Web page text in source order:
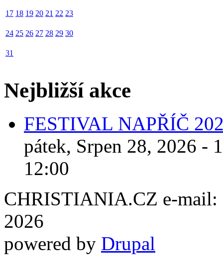
17 18 19 20 21 22 23
24 25 26 27 28 29 30
31
Nejbližší akce
FESTIVAL NAPŘÍČ
pátek, Srpen 28, 2026 -
12:00
CHRISTIANIA.CZ e-mail:
2026
powered by Drupal